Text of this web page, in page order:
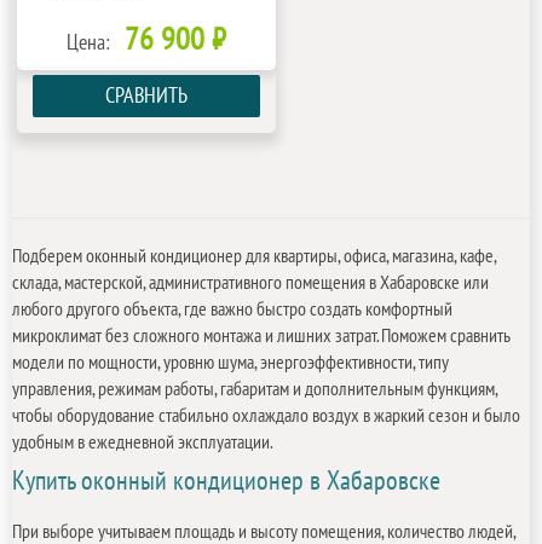
Цена: 76 900 ₽
СРАВНИТЬ
Подберем оконный кондиционер для квартиры, офиса, магазина, кафе,
склада, мастерской, административного помещения в Хабаровске или
любого другого объекта, где важно быстро создать комфортный
микроклимат без сложного монтажа и лишних затрат. Поможем сравнить
модели по мощности, уровню шума, энергоэффективности, типу
управления, режимам работы, габаритам и дополнительным функциям,
чтобы оборудование стабильно охлаждало воздух в жаркий сезон и было
удобным в ежедневной эксплуатации.
Купить оконный кондиционер в Хабаровске
При выборе учитываем площадь и высоту помещения, количество людей,